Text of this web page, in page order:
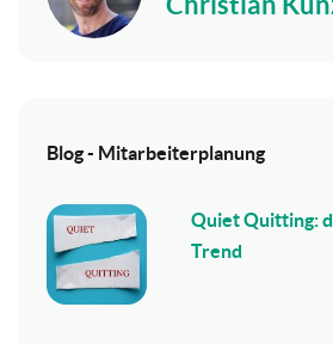
Blog - Mitarbeiterplanung
Quiet Quitting:
Trend